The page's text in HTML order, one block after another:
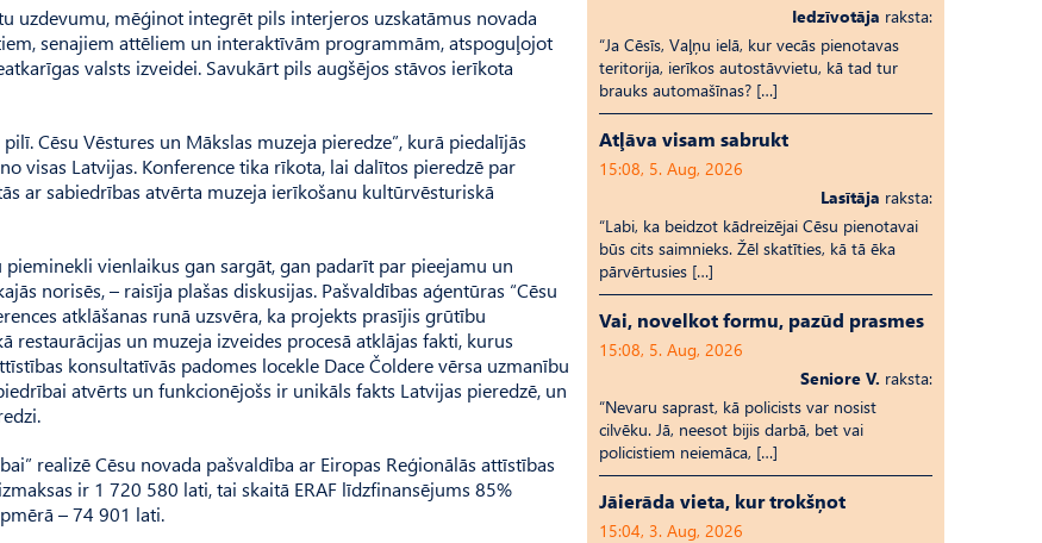
uzdevumu, mēģinot integrēt pils interjeros uzskatāmus novada
senajiem attēliem un interaktīvām programmām, atspoguļojot
valsts izveidei. Savukārt pils augšējos stāvos ierīkota
Cēsu Vēstures un Mākslas muzeja pieredze”, kurā piedalījās
visas Latvijas. Konference tika rīkota, lai dalītos pieredzē par
ar sabiedrības atvērta muzeja ierīkošanu kultūrvēsturiskā
vienlaikus gan sargāt, gan padarīt par pieejamu un
norisēs, – raisīja plašas diskusijas. Pašvaldības aģentūras “Cēsu
atklāšanas runā uzsvēra, ka projekts prasījis grūtību
restaurācijas un muzeja izveides procesā atklājas fakti, kurus
konsultatīvās padomes locekle Dace Čoldere vērsa uzmanību
atvērts un funkcionējošs ir unikāls fakts Latvijas pieredzē, un
realizē Cēsu novada pašvaldība ar Eiropas Reģionālās attīstības
ir 1 720 580 lati, tai skaitā ERAF līdzfinansējums 85%
– 74 901 lati.
Iedzīvotāja raksta:
“Ja Cēsīs, Vaļņu ielā, kur vecās pienotavas
teritorija, ierīkos autostāvvietu, kā tad tur
brauks automašīnas? […]
Atļāva visam sabrukt
15:08, 5. Aug, 2026
Lasītāja raksta:
“Labi, ka beidzot kādreizējai Cēsu pienotavai
būs cits saimnieks. Žēl skatīties, kā tā ēka
pārvērtusies […]
Vai, novelkot formu, pazūd prasmes
15:08, 5. Aug, 2026
Seniore V. raksta:
“Nevaru saprast, kā policists var nosist
cilvēku. Jā, neesot bijis darbā, bet vai
policistiem neiemāca, […]
Jāierāda vieta, kur trokšņot
15:04, 3. Aug, 2026